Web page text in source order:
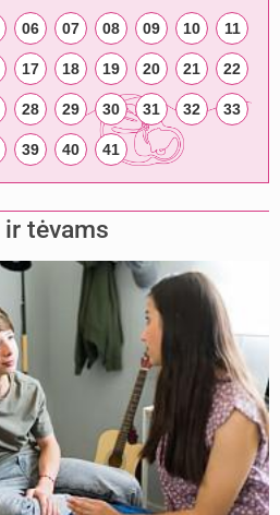
06 07 08 09 10 11
17 18 19 20 21 22
28 29 30 31 32 33
39 40 41
ir tėvams